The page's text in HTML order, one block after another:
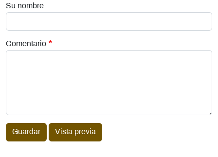
Su nombre
Comentario
Guardar Vista previa